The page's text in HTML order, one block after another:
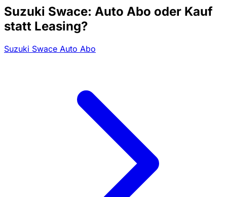
Suzuki Swace: Auto Abo oder Kauf
statt Leasing?
Suzuki Swace Auto Abo